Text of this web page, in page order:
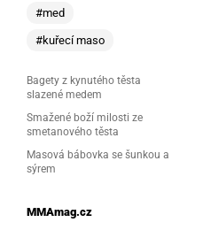
#med
#kuřecí maso
Bagety z kynutého těsta
slazené medem
Smažené boží milosti ze
smetanového těsta
Masová bábovka se šunkou a
sýrem
MMAmag.cz